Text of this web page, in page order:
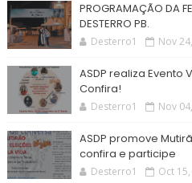
PROGRAMAÇÃO DA
DESTERRO PB.
Desterro1 Nov
ASDP realiza Evento
Confira!
Desterro1 Nov
ASDP promove
confira e participe
Desterro1 Oct